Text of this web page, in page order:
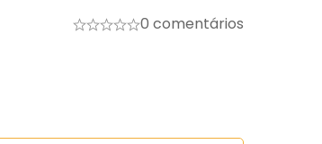
0 comentários